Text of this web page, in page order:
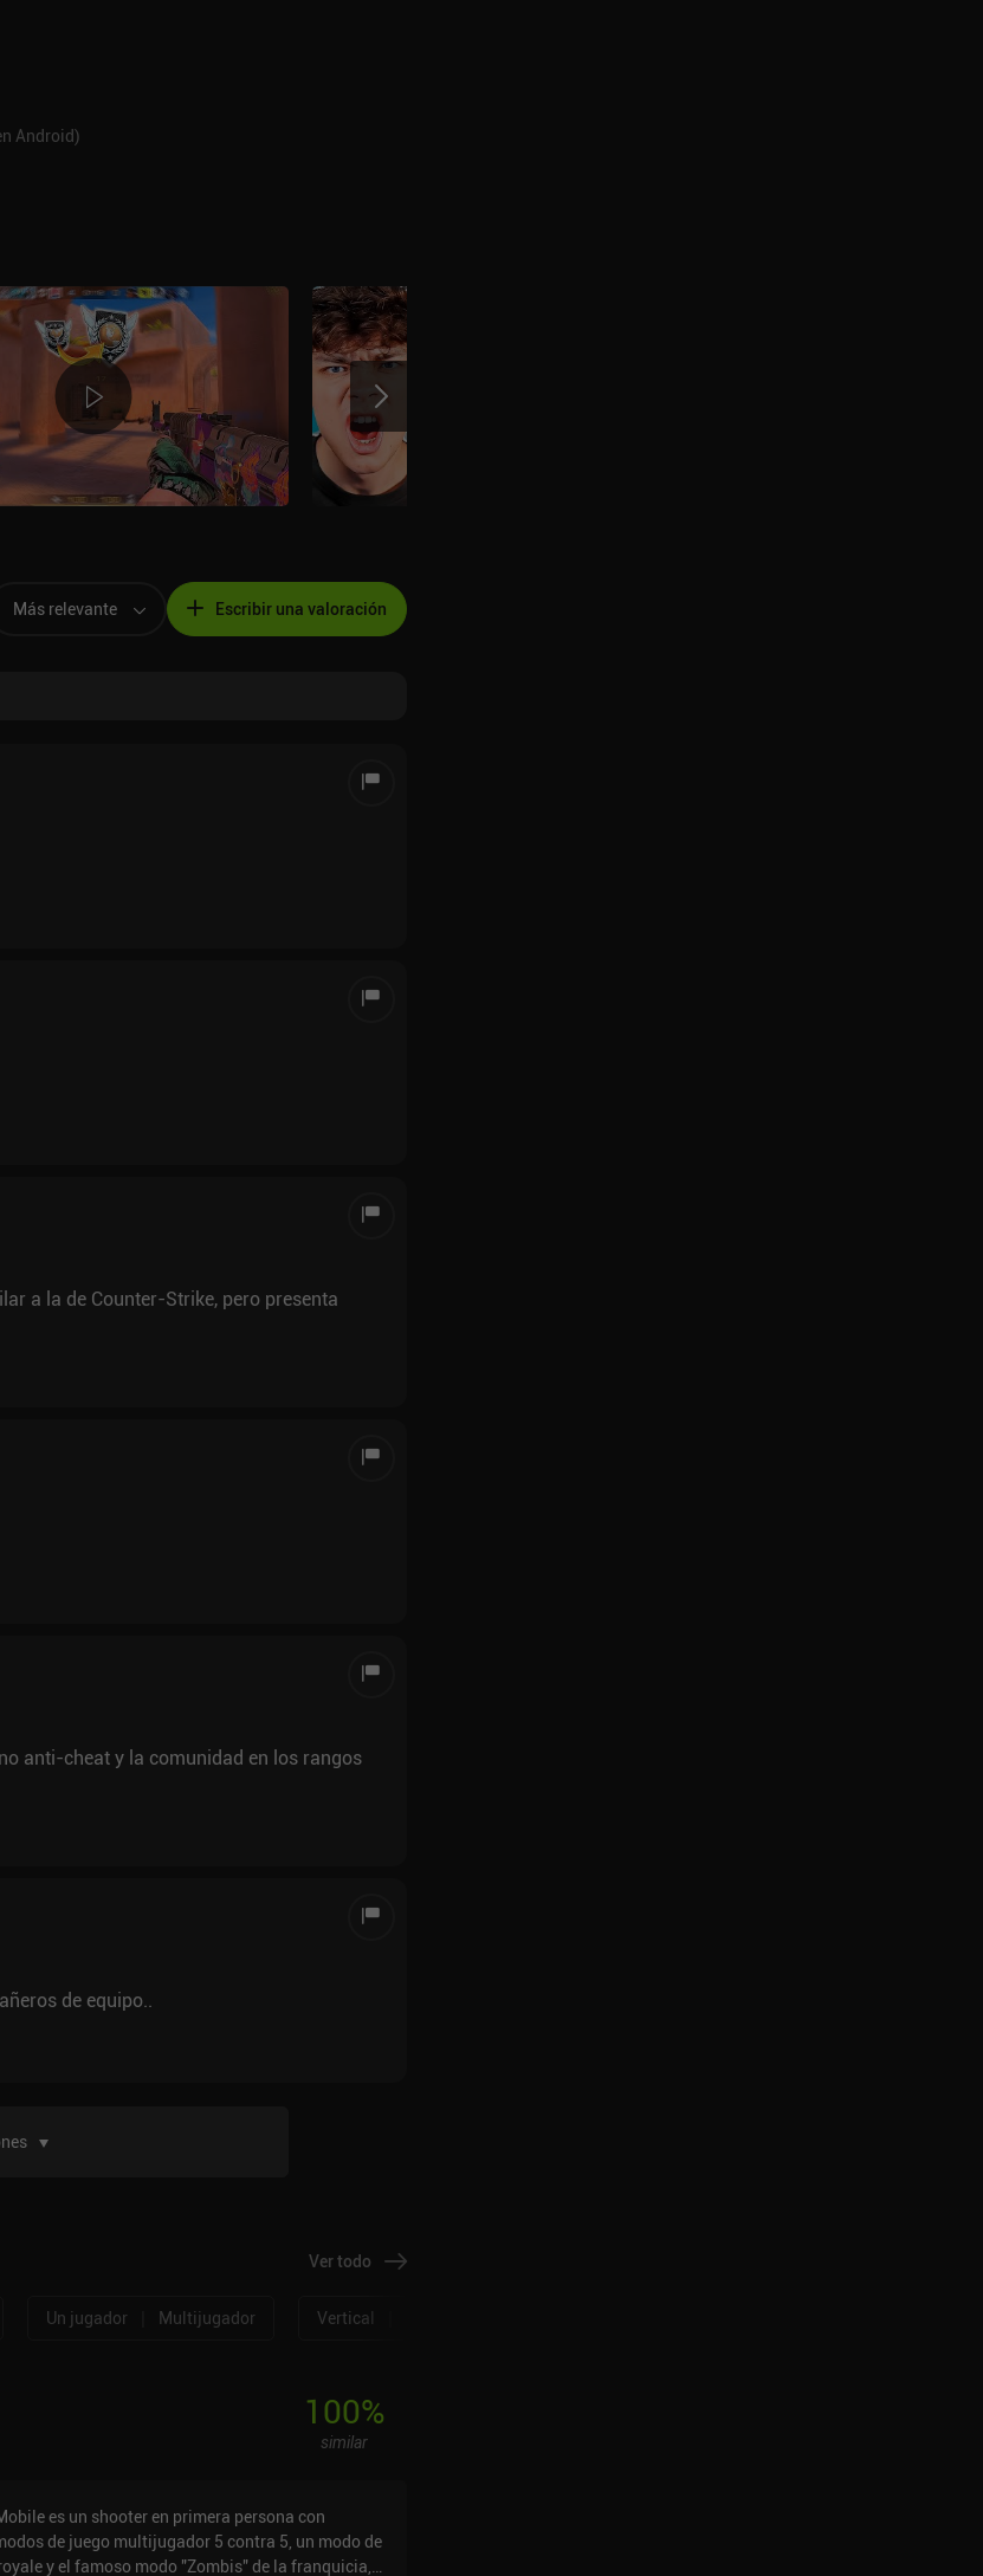
Android)
Más relevante Escribir una valoración
a la de Counter-Strike, pero presenta
anti-cheat y la comunidad en los rangos
de equipo..
Ver todo
Un jugador Multijugador Vertical
100%
similar
es un shooter en primera persona con
de juego multijugador 5 contra 5, un modo de
y el famoso modo "Zombis" de la franquicia,